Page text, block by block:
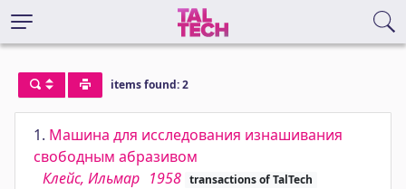
items found: 2
1. Машина для исследования изнашивания
свободным абразивом
Клейс, Ильмар 1958 transactions of TalTech